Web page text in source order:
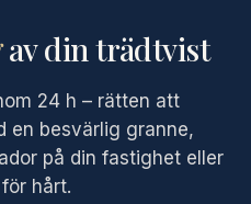
av din trädtvist
24 h – rätten att
en besvärlig granne,
på din fastighet eller
hårt.